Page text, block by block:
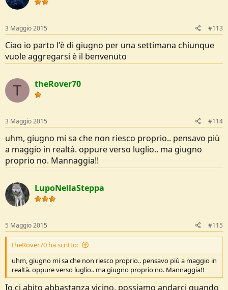
3 Maggio 2015 #113
Ciao io parto l'è di giugno per una settimana chiunque
vuole aggregarsi è il benvenuto
T theRover70
3 Maggio 2015 #114
uhm, giugno mi sa che non riesco proprio.. pensavo più
a maggio in realtà. oppure verso luglio.. ma giugno
proprio no. Mannaggia!!
LupoNellaSteppa
5 Maggio 2015 #115
theRover70 ha scritto:
uhm, giugno mi sa che non riesco proprio.. pensavo più a maggio in
realtà. oppure verso luglio.. ma giugno proprio no. Mannaggia!!
Io ci abito abbastanza vicino, possiamo andarci quando